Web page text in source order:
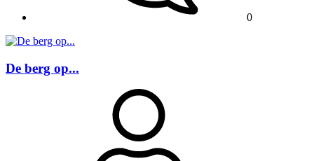
0
De berg op...